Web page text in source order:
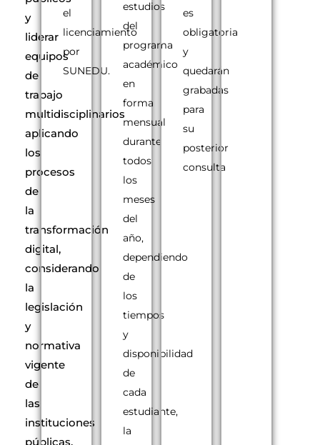
y
liderar
equipos
de
trabajo
multidisciplinarios
aplicando
los
procesos
de
la
transformación
digital,
considerando
la
legislación
y
normativa
vigente
de
las
instituciones
públicas,
el
licenciamiento
por
SUNEDU.
estudios
del
programa
académico
en
forma
mensual
durante
todos
los
meses
del
año,
dependiendo
de
los
tiempos
y
disponibilidad
de
cada
estudiante,
la
es
obligatoria
y
quedarán
grabadas
para
su
posterior
consulta